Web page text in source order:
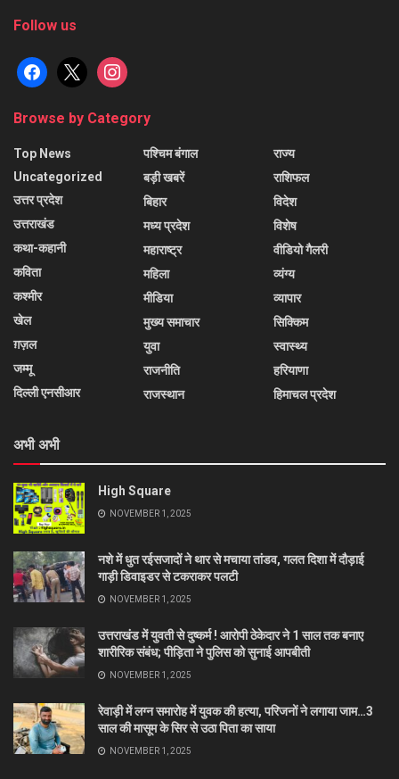
Follow us
facebook
x instagram
Browse by Category
Top News
Uncategorized
उत्तर प्रदेश
उत्तराखंड
कथा-कहानी
कविता
कश्मीर
खेल
ग़ज़ल
जम्मू
दिल्ली एनसीआर
पश्चिम बंगाल
बड़ी खबरें
बिहार
मध्य प्रदेश
महाराष्ट्र
महिला
मीडिया
मुख्य समाचार
युवा
राजनीति
राजस्थान
राज्य
राशिफल
विदेश
विशेष
वीडियो गैलरी
व्यंग्य
व्यापार
सिक्किम
स्वास्थ्य
हरियाणा
हिमाचल प्रदेश
अभी अभी
High Square
NOVEMBER 1, 2025
नशे में धुत रईसजादों ने थार से मचाया तांडव, गलत दिशा में दौड़ाई
गाड़ी डिवाइडर से टकराकर पलटी
NOVEMBER 1, 2025
उत्तराखंड में युवती से दुष्कर्म ! आरोपी ठेकेदार ने 1 साल तक बनाए
शारीरिक संबंध; पीड़िता ने पुलिस को सुनाई आपबीती
NOVEMBER 1, 2025
रेवाड़ी में लग्न समारोह में युवक की हत्या, परिजनों ने लगाया जाम…3
साल की मासूम के सिर से उठा पिता का साया
NOVEMBER 1, 2025